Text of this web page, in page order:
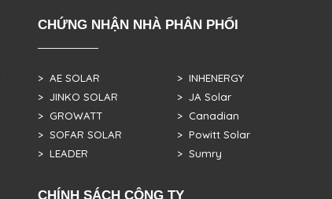
CHỨNG NHẬN NHÀ PHÂN PHỐI
> AE SOLAR
> JINKO SOLAR
> GROWATT
> SOFAR SOLAR
> LEADER
> INHENERGY
> JA Solar
> Canadian
> Powitt Solar
> Sumry
CHÍNH SÁCH CÔNG TY